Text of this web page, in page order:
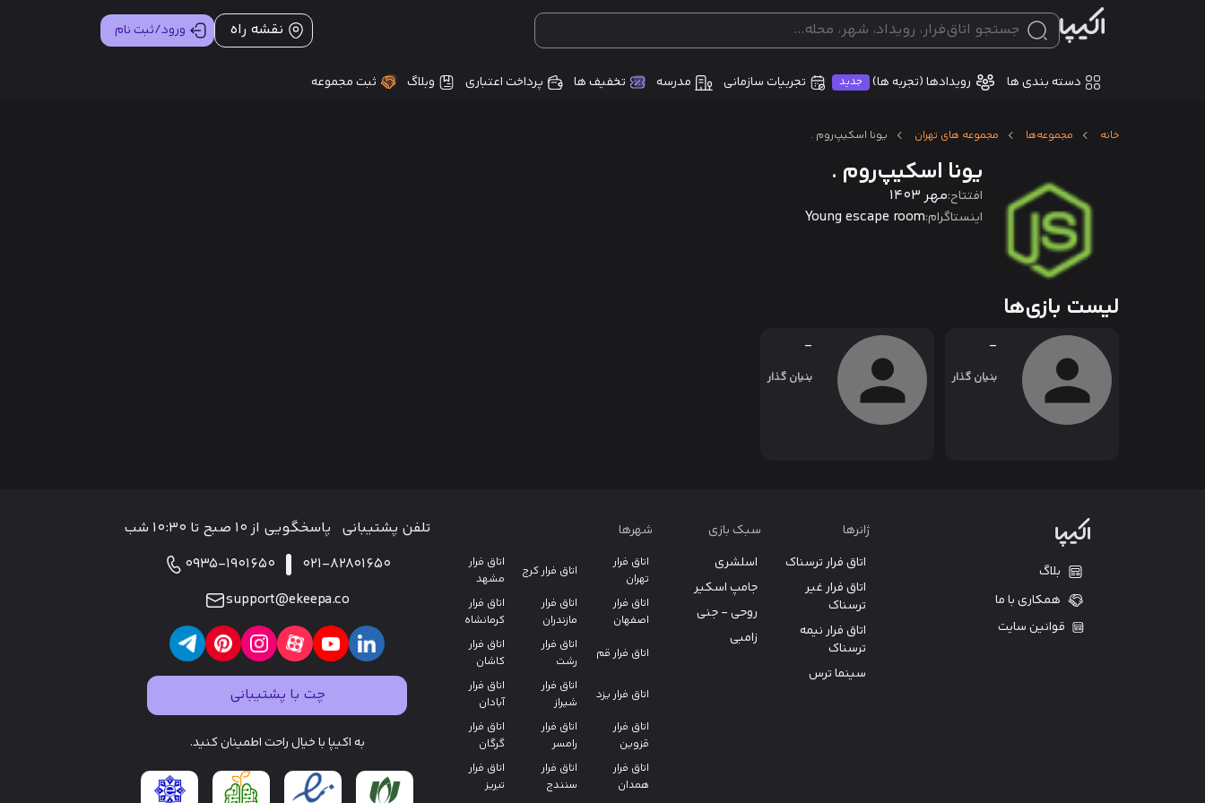
نقشه راه ورود/ثبت نام
دسته بندی ها رویدادها (تجربه ها) جدید تجربیات سازمانی مدرسه تخفیف ها پرداخت اعتباری وبلاگ ثبت مجموعه
خانه مجموعه‌ها مجموعه های تهران یونا اسکیپ‌روم .
یونا اسکیپ‌روم .
افتتاح:مهر 1403
اینستاگرام:Young escape room
لیست بازی‌ها
-
بنیان گذار
-
بنیان گذار
بلاگ
همکاری با ما
قوانین سایت
ژانرها
اتاق فرار ترسناک
اتاق فرار غیر
ترسناک
اتاق فرار نیمه
ترسناک
سینما ترس
سبک بازی
اسلشری
جامپ اسکیر
روحی - جنی
زامبی
شهرها
اتاق فرار
تهران
اتاق فرار کرج
اتاق فرار
مشهد
اتاق فرار
اصفهان
اتاق فرار
مازندران
اتاق فرار
کرمانشاه
اتاق فرار قم
اتاق فرار
رشت
اتاق فرار
کاشان
اتاق فرار یزد
اتاق فرار
شیراز
اتاق فرار
آبادان
اتاق فرار
قزوین
اتاق فرار
رامسر
اتاق فرار
گرگان
اتاق فرار
همدان
اتاق فرار
سنندج
اتاق فرار
تبریز
تلفن پشتیبانی پاسخگویی از ۱۰ صبح تا ۱۰:۳۰ شب
021-82801650
0935-1901650
support@ekeepa.co
چت با پشتیبانی
به اکیپا با خیال راحت اطمینان کنید.